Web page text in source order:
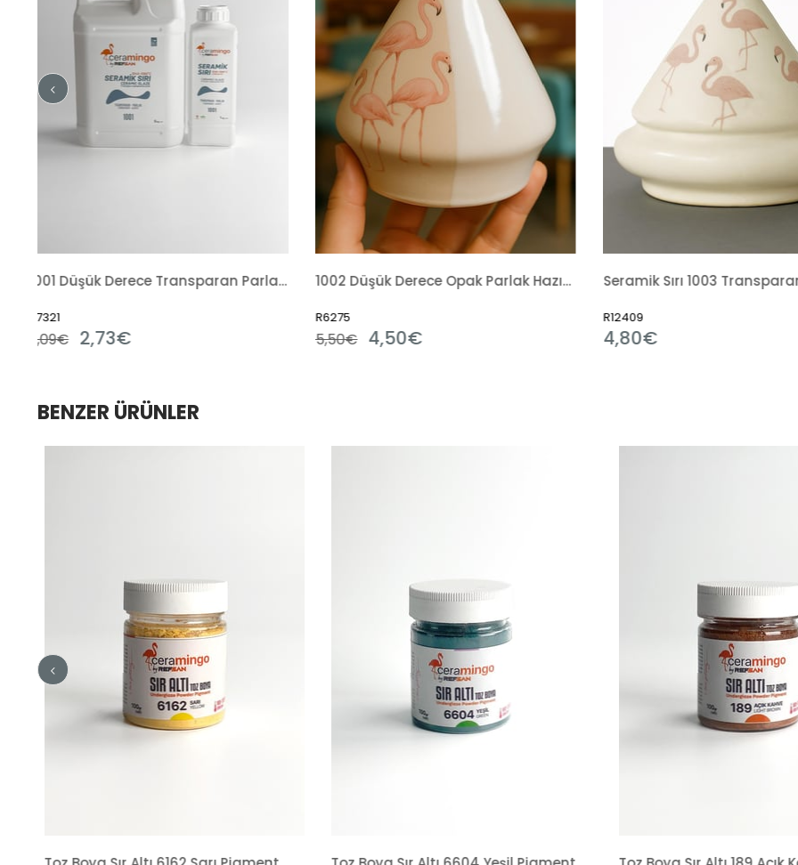
1001 Düşük Derece Transparan Parlak Hazır Sıvı 1002 Düşük Derece Opak Parlak Hazır Sıvı
5,50€
Seramik Sırı 1003 Transparan Mat Hazır Sıvı
4,80€ 3,49€
BENZER ÜRÜNLER